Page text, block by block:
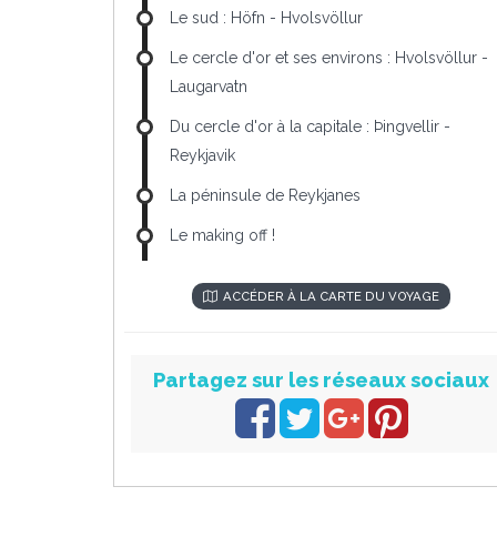
Le sud : Höfn - Hvolsvöllur
Le cercle d'or et ses environs : Hvolsvöllur -
Laugarvatn
Du cercle d'or à la capitale : Þingvellir -
Reykjavik
La péninsule de Reykjanes
Le making off !
ACCÉDER À LA CARTE DU VOYAGE
Partagez sur les réseaux sociaux